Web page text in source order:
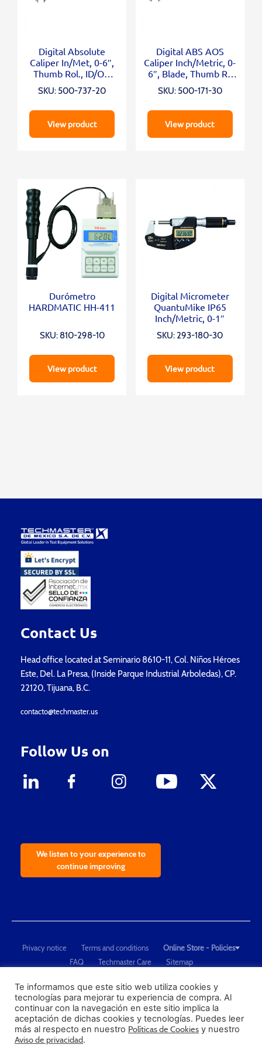
Digital Absolute
Caliper In/Met, 0-6″,
Thumb Rol., ID/OD
Carb. Ja
SKU: 500-737-20
View product
Digital ABS AOS
Caliper Inch/Metric, 0-
6″, Blade, Thumb R.,
Outp.
SKU: 500-171-30
View product
Durómetro
HARDMATIC HH-411
SKU: 810-298-10
View product
Digital Micrometer
QuantuMike IP65
Inch/Metric, 0-1″
SKU: 293-180-30
View product
Contact Us
Head office located at Seminario 8610-11, Col. Niños Héroes
Este, Del. La Presa, (Inside Parque Industrial Arboledas), CP.
22120, Tijuana, B.C.
contacto@techmaster.us
Follow Us on
We listen to your experience to
continue improving
Privacy notice Terms and conditions
Online Store - Policies
FAQ
Techmaster Care
Sitemap
"Techmaster de México is The Global Leader in Test Equipment Solutions -
Calibration, Dimensional Measurement and Testing"
PROFECO
CONDUSEF
Te informamos que este sitio web utiliza cookies y
tecnologías para mejorar tu experiencia de compra. Al
continuar con la navegación en este sitio implica la
aceptación de dichas cookies y tecnologías. Puedes leer
más al respecto en nuestro Políticas de Cookies y nuestro
Aviso de privacidad.